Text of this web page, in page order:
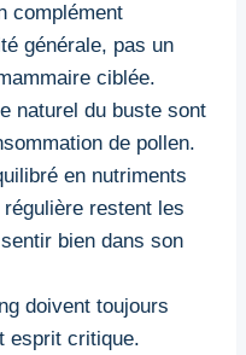
complément
générale, pas un
ciblée.
naturel du buste sont
de pollen.
en nutriments
restent les
bien dans son
doivent toujours
esprit critique.